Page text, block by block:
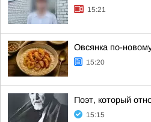
15:21
Овсянка по-
15:20
Поэт, который
15:15